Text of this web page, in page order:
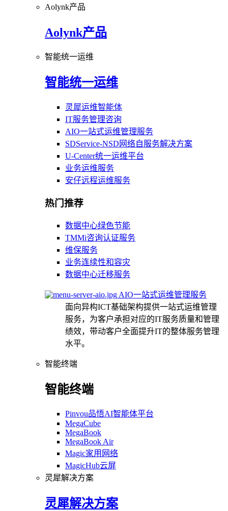
Aolynk产品
Aolynk产品
智能统一运维
智能统一运维
灵犀运维智能体
IT服务管理咨询
AIO一站式运维管理服务
SDService-NSD网络自服务解决方案
U-Center统一运维平台
业务运维服务
安仔远程运维服务
热门推荐
数据中心绿色节能
TMMi咨询认证服务
维保服务
业务连续性和容灾
数据中心迁移服务
AIO一站式运维管理服务
面向异构ICT基础架构提供一站式运维管理
服务，为客户承担对应的IT服务质量和管理
绩效，带动客户全面提升IT的整体服务管理
水平。
智能终端
智能终端
Pinvou品悟AI智能体平台
MegaCube
MegaBook
MegaBook Air
Magic家用网络
MagicHub云屏
灵犀解决方案
灵犀解决方案